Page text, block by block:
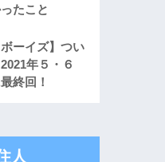
たこと
ボーイズ】つい
年５・６
終回！
人